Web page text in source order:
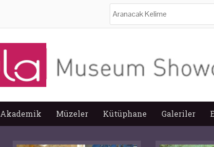
Akademik Müzeler Kütüphane Galeriler